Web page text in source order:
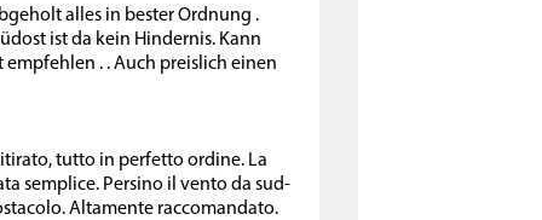
alles in bester Ordnung .
ist da kein Hindernis. Kann
. . Auch preislich einen
tutto in perfetto ordine. La
semplice. Persino il vento da sud-
Altamente raccomandato.